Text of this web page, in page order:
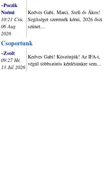
~Poczik
Noémi
10:21 Csü,
06 Aug
2026
Kedves Gabi, Marci, Stefi és Ákos!
Segítséget szeretnék kérni, 2026 őszi
szünet...
Csoportunk
~Zsolt
09:27 Hé,
13 Júl 2026
Kedves Gabi! Köszönjük! Az IFA-t,
végül többszörös kérdésünkre sem...